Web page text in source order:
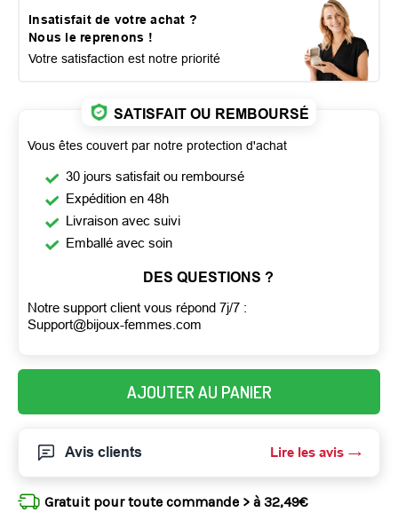
Insatisfait de votre achat ?
Nous le reprenons !
Votre satisfaction est notre priorité
SATISFAIT OU REMBOURSÉ
Vous êtes couvert par notre protection d'achat
30 jours satisfait ou remboursé
Expédition en 48h
Livraison avec suivi
Emballé avec soin
DES QUESTIONS ?
Notre support client vous répond 7j/7 :
Support@bijoux-femmes.com
AJOUTER AU PANIER
Avis clients Lire les avis
Gratuit pour toute commande > à 32,49€